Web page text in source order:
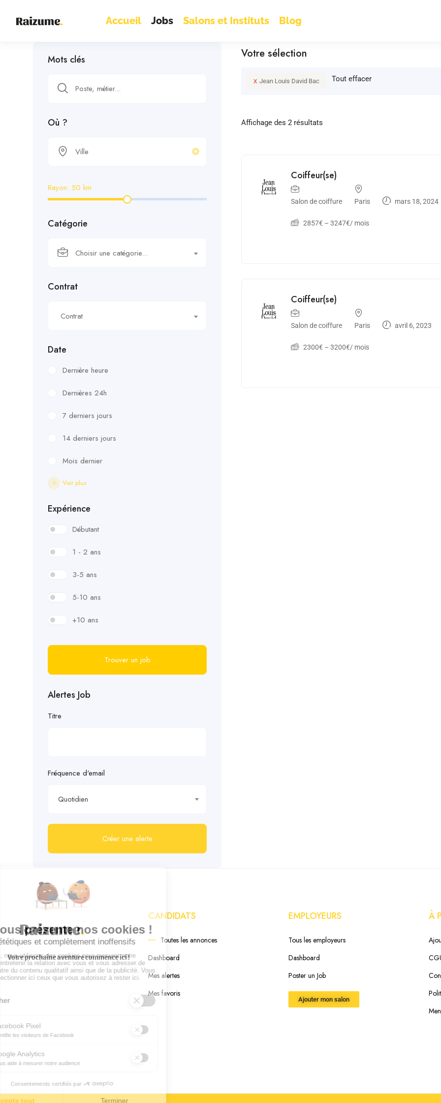
Accueil Jobs Salons et Instituts Blog
Mots clés
Où ?
Rayon: 50 km
Catégorie
Choisir une catégorie...
Contrat
Contrat
Date
Dernière heure
Dernières 24h
7 derniers jours
14 derniers jours
Mois dernier
Voir plus
Expérience
Débutant
1 - 2 ans
3-5 ans
5-10 ans
+10 ans
Trouver un job
Alertes Job
Titre
Fréquence d'email
Quotidien
Créer une alerte
Votre sélection
x Jean Louis David Bac Tout effacer
Affichage des 2 résultats
Coiffeur(se)
Salon de coiffure Paris mars 18, 2024
2857€ –3247€/ mois
Coiffeur(se)
Salon de coiffure Paris avril 6, 2023
2300€ –3200€/ mois
Votre prochaine aventure commence ici !
CANDIDATS
Toutes les annonces
Dashboard
Mes alertes
Mes favoris
EMPLOYEURS
Tous les employeurs
Dashboard
Poster un Job
Ajouter mon salon
À